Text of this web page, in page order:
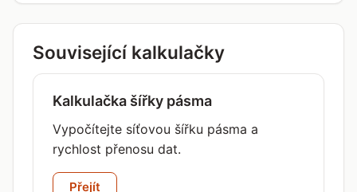
Související kalkulačky
Kalkulačka šířky pásma
Vypočítejte síťovou šířku pásma a
rychlost přenosu dat.
Přejít